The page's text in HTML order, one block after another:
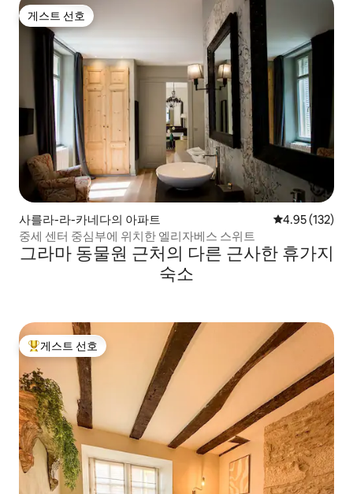
게스트 선호
게스트 선호
사를라-라-카네다의 아파트 평점 4.95점(5
4.95 (132)
중세 센터 중심부에 위치한 엘리자베스 스위트
그라마 동물원 근처의 다른 근사한 휴가지
숙소
상위 게스트 선호
게스트 선호